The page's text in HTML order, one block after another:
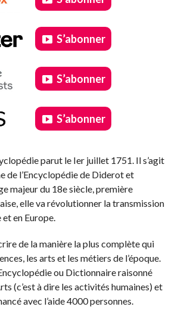
S’abonner
S’abonner
S’abonner
parut le Ier juillet 1751. Il s’agit
de l’Encyclopédie de Diderot et
majeur du 18e siècle, première
elle va révolutionner la transmission
en Europe.
de la manière la plus complète qui
les arts et les métiers de l’époque.
ou Dictionnaire raisonné
(c’est à dire les activités humaines) et
avec l’aide 4000 personnes.